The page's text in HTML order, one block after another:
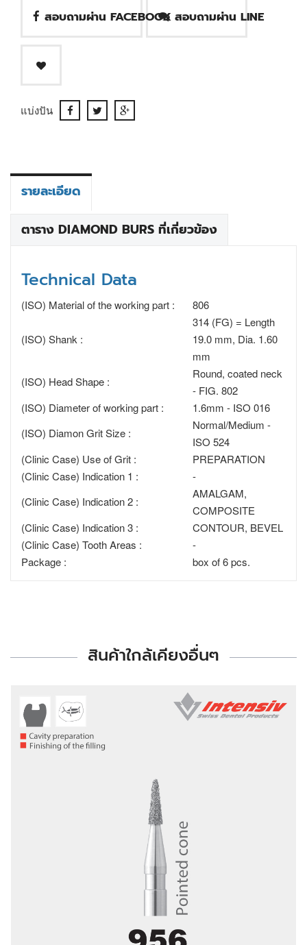
สอบถามผ่าน FACEBOOK สอบถามผ่าน LINE
แบ่งปัน
รายละเอียด
ตาราง DIAMOND BURS ที่เกี่ยวข้อง
Technical Data
(ISO) Material of the working part : 806
(ISO) Shank :
314 (FG) = Length
19.0 mm, Dia. 1.60
mm
(ISO) Head Shape :
Round, coated neck
- FIG. 802
(ISO) Diameter of working part :
1.6mm - ISO 016
(ISO) Diamon Grit Size :
Normal/Medium -
ISO 524
(Clinic Case) Use of Grit :
PREPARATION
(Clinic Case) Indication 1 :
-
(Clinic Case) Indication 2 :
AMALGAM,
COMPOSITE
(Clinic Case) Indication 3 :
CONTOUR, BEVEL
(Clinic Case) Tooth Areas :
-
Package :
box of 6 pcs.
สินค้าใกล้เคียงอื่นๆ